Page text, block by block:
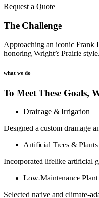
Request a Quote
The Challenge
Approaching an iconic Frank
honoring Wright’s Prairie
what we do
To Meet These Goals,
Drainage & Irrigation
Designed a custom drainage
Artificial Trees & Plants
Incorporated lifelike artificial
Low-Maintenance Plant
Selected native and climate-